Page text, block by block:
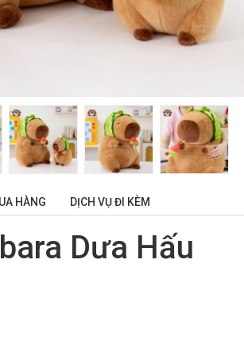
HÀNG DỊCH VỤ ĐI KÈM
Dưa Hấu